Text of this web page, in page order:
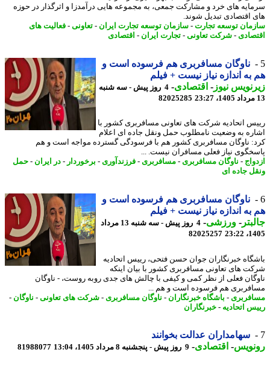
های خرد و مشارکت جمعی، به مجموعه هایی درآمدزا و اثرگذار در حوزه
اقتصادی تبدیل شوند.
توسعه تجارت- سازمان توسعه تجارت ایران - تعاونی-فعالیت های
-شرکت تعاونی-تجارت ایران - اقتصادی
ناوگان مسافربری هم فرسوده است و
اندازه نیاز نیست + فیلم
نیوز-اقتصادی- 4 روز پیش - سه شنبه
82025285
اتحادیه شرکت های تعاونی مسافربری کشور با
به وضعیت نامطلوب حمل ونقل جاده ای اعلام
ناوگان مسافربری کشور هم با فرسودگی گسترده مواجه است و هم
نیاز فعلی مسافران نیست. ...
-ناوگان مسافربری - مسافربری - فرزندآوری - برخوردار-در ایران -
حمل
جاده ای
ناوگان مسافربری هم فرسوده است و
اندازه نیاز نیست + فیلم
-ورزشی-
4 روز پیش - سه شنبه 13 مرداد
82025257
خبرنگاران جوان حسن فتحی، رییس اتحادیه
های تعاونی مسافربری کشور با بیان اینکه
فعلی از نظر کمی و کیفی با چالش های جدی روبه روست، - ناوگان
هم فرسوده است و هم ...
- باشگاه خبرنگاران- ناوگان مسافربری - شرکت های تعاونی-ناوگان-
اتحادیه-خبرنگاران
سهامداران عدالت بخوانند
-اقتصادی-9 روز پیش - پنجشنبه 8 مرداد 1405، 13:04 81988077